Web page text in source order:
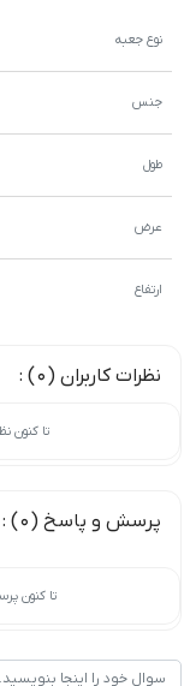
نوع جعبه
جنس
طول
عرض
ارتفاع
نظرات کاربران (0) :
تا کنون
پرسش و پاسخ (0) :
تا کنون